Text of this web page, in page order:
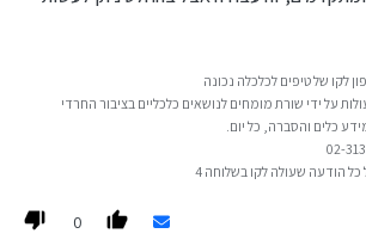
לקו של טיפים לכלכלה נכונה
על ידי שורת מומחים לנושאים כלכליים בציבור החרדי
כלים והסברה, כל יום.
הודעה שעולה לקו בשלוחה 4
0